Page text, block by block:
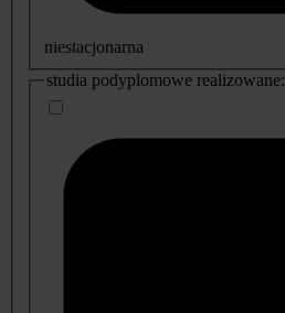
niestacjonarna
studia podyplomowe realizowane: